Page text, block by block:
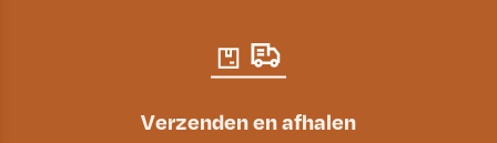
Verzenden en afhalen